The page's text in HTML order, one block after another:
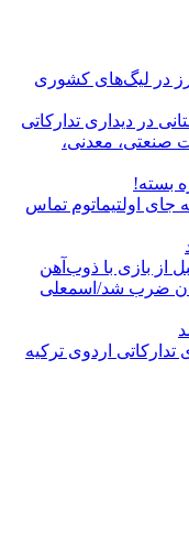
در لیگ‌های کشوری
در دیداری تدارکاتی
صنعتی، معدنی،
بسته!
جای اولتیماتوم تماس
از بازی با ذوب‌آهن
ضرب شد/اسمعلی
اردوی ترکیه